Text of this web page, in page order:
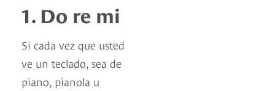
1. Do re mi
Si cada vez que usted
ve un teclado, sea de
piano, pianola u